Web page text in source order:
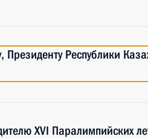
Республики
XVI Паралимпийских